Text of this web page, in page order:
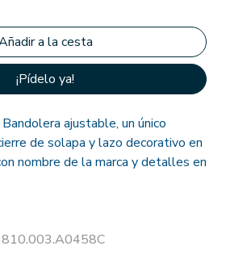
¡Pídelo ya!
ajustable, un único
de solapa y lazo decorativo en
nombre de la marca y detalles en